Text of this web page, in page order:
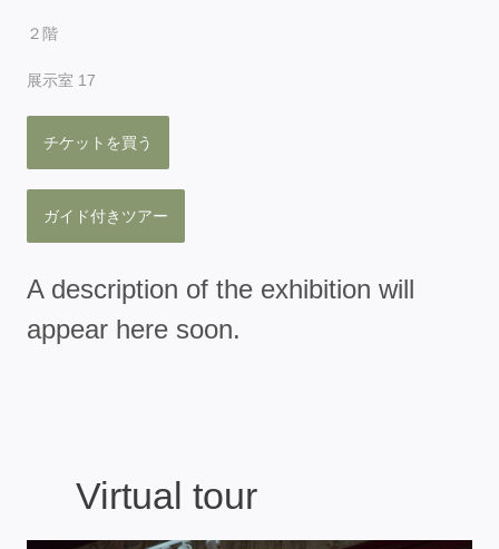
２階
展示室 17
チケットを買う
ガイド付きツアー
A description of the exhibition will
appear here soon.
Virtual tour